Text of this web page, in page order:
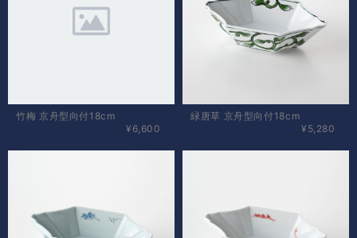
竹梅 京舟型向付18cm
¥6,600
緑唐草 京舟型向付18cm
¥5,280